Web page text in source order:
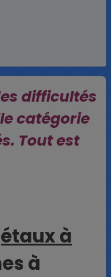
difficultés
catégorie
Tout est
à
à